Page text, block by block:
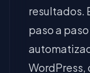
resultados.
paso a
WordPress,